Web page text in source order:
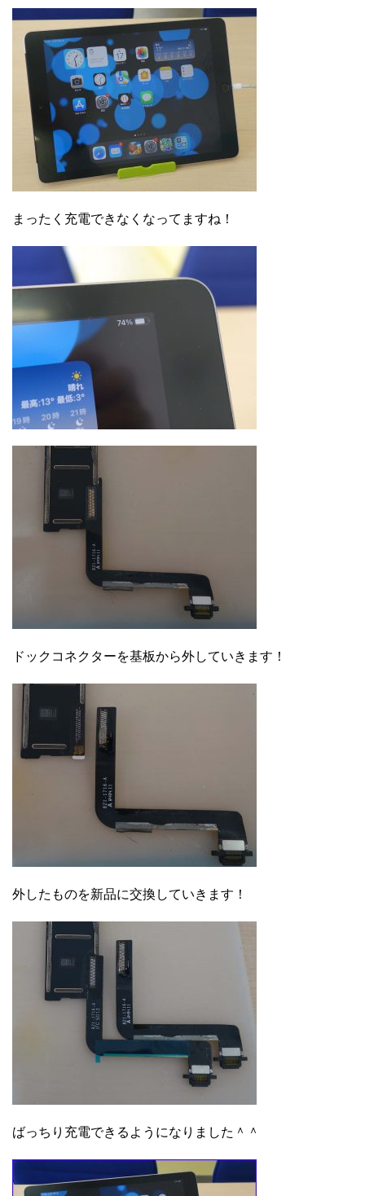
まったく充電できなくなってますね！
ドックコネクターを基板から外していきます！
外したものを新品に交換していきます！
ばっちり充電できるようになりました＾＾